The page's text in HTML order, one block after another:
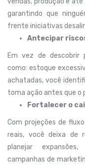
garantindo que
frente iniciativas
Antecipar
Em vez de descobrir
como: estoque
achatadas, você
toma ação antes que o
Fortalecer o
Com projeções de
reais, você deixa de
planejar
campanhas de